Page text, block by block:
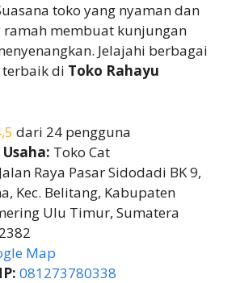
toko yang nyaman dan
ramah membuat kunjungan
Jelajahi berbagai
di Toko Rahayu
dari 24 pengguna
Toko Cat
Jalan Raya Pasar Sidodadi BK 9,
Kec. Belitang, Kabupaten
Ulu Timur, Sumatera
Map
081273780338